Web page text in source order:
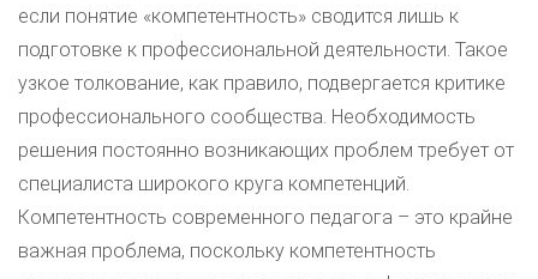
если понятие «компетентность» сводится лишь к
подготовке к профессиональной деятельности. Такое
узкое толкование, как правило, подвергается критике
профессионального сообщества. Необходимость
решения постоянно возникающих проблем требует от
специалиста широкого круга компетенций.
Компетентность современного педагога – это крайне
важная проблема, поскольку компетентность